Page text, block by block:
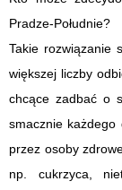
Pradze-Południe?
Takie rozwiązanie
większej liczby
chcące zadbać o
smacznie każdego
przez osoby
np. cukrzyca,